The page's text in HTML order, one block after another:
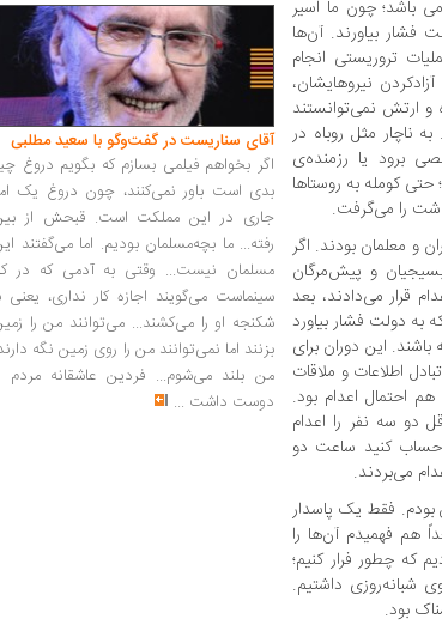
باشد؛ چون ما اسیر
فشار بیاورند. آن‌ها
تروریستی انجام
نیروهایشان،
و ارتش نمی‌توانستند
ناچار مثل روباه در
برود یا رزمنده‌ی
حتی کومله به روستاها
را می‌گرفت.
و معلمان بودند. اگر
و پیش‌مرگان
قرار می‌دادند، بعد
به دولت فشار بیاورد
باشند. این دوران برای
اطلاعات و ملاقات
احتمال اعدام بود.
دو سه نفر را اعدام
حساب کنید ساعت دو
می‌بردند.
بودم. فقط یک پاسدار
هم فهمیدم آن‌ها را
که چطور فرار کنیم؛
شبانه‌روزی داشتیم.
بود.
آقای سناریست در گفت‌وگو با سعید مطلبی
اگر بخواهم فیلمی بسازم که بگویم دروغ
بدی است باور نمی‌کنند، چون دروغ یک
جاری در این مملکت است. قبحش از
رفته... ما بچه‌مسلمان بودیم. اما می‌گفتند
مسلمان نیست... وقتی به آدمی که در
سینماست می‌گویند اجازه کار نداری، یعنی
شکنجه او را می‌کشند... می‌توانند من را
بزنند اما نمی‌توانند من را روی زمین نگه
من بلند می‌شوم... فردین عاشقانه مردم
دوست داشت ...